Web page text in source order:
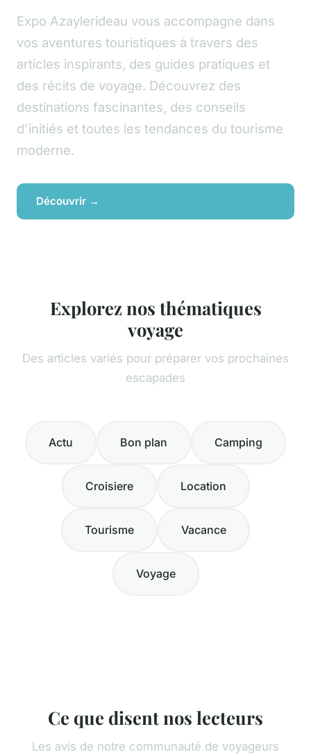
Expo Azaylerideau vous accompagne dans
vos aventures touristiques à travers des
articles inspirants, des guides pratiques et
des récits de voyage. Découvrez des
destinations fascinantes, des conseils
d'initiés et toutes les tendances du tourisme
moderne.
Découvrir →
Explorez nos thématiques
voyage
Des articles variés pour préparer vos prochaines
escapades
Actu Bon plan Camping
Croisiere Location
Tourisme Vacance
Voyage
Ce que disent nos lecteurs
Les avis de notre communauté de voyageurs